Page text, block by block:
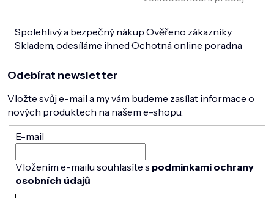
Spolehlivý a bezpečný nákup Ověřeno zákazníky
Skladem, odesíláme ihned Ochotná online poradna
Odebírat newsletter
Vložte svůj e-mail a my vám budeme zasílat informace o
nových produktech na našem e-shopu.
E-mail
Vložením e-mailu souhlasíte s podmínkami ochrany
osobních údajů